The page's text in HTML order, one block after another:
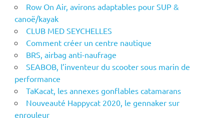
Row On Air, avirons adaptables pour SUP &
canoë/kayak
CLUB MED SEYCHELLES
Comment créer un centre nautique
BRS, airbag anti-naufrage
SEABOB, l’inventeur du scooter sous marin de
performance
TaKacat, les annexes gonflables catamarans
Nouveauté Happycat 2020, le gennaker sur
enrouleur